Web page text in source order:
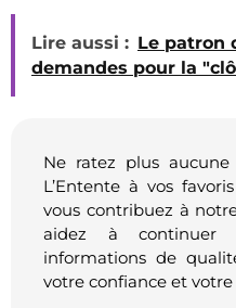
Lire aussi : Le patron
demandes pour la
Ne ratez plus
L’Entente à vos
vous contribuez à
aidez à continuer
informations de
votre confiance et votre